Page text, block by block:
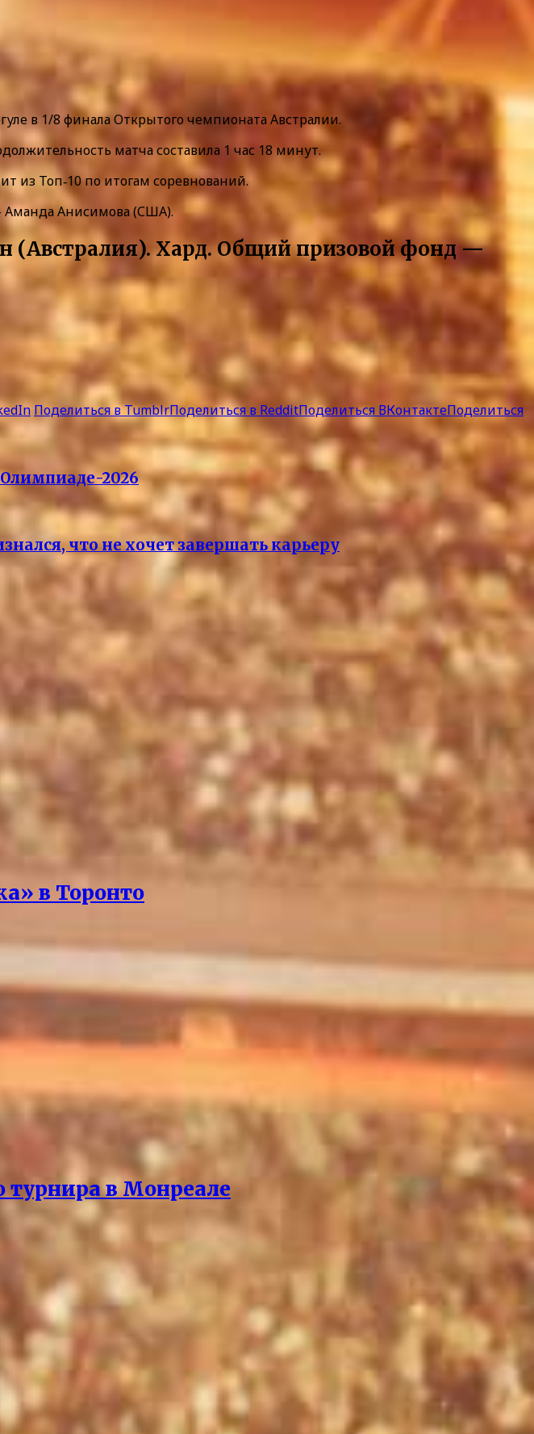
в 1/8 финала Открытого чемпионата Австралии.
матча составила 1 час 18 минут.
из Топ‑10 по итогам соревнований.
Аманда Анисимова (США).
(Австралия). Хард. Общий призовой фонд —
Поделиться в TumblrПоделиться в RedditПоделиться ВКонтактеПоделиться
2026
что не хочет завершать карьеру
в Торонто
турнира в Монреале